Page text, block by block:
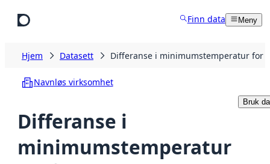
Finn data Meny
Hjem Datasett Differanse i minimumstemperatur for
Navnløs virksomhet
Differanse i
minimumstemperatur
Bruk